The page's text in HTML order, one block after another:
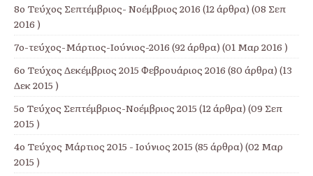
8ο Τεύχος Σεπτέμβριος- Νοέμβριος 2016 (12 άρθρα) (08 Σεπ
2016 )
7ο-τεύχος-Μάρτιος-Ιούνιος-2016 (92 άρθρα) (01 Μαρ 2016 )
6ο Τεύχος Δεκέμβριος 2015 Φεβρουάριος 2016 (80 άρθρα) (13
Δεκ 2015 )
5ο Τεύχος Σεπτέμβριος-Νοέμβριος 2015 (12 άρθρα) (09 Σεπ
2015 )
4ο Τεύχος Μάρτιος 2015 - Ιούνιος 2015 (85 άρθρα) (02 Μαρ
2015 )